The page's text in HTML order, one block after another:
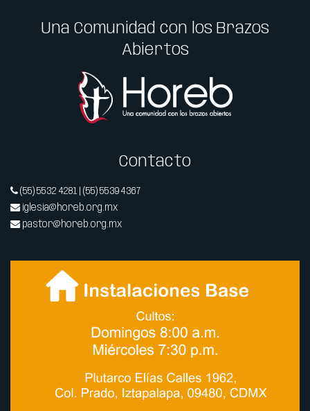
Una Comunidad con los Brazos
Abiertos
Contacto
(55) 5532 4281 | (55) 5539 4367
iglesia@horeb.org.mx
pastor@horeb.org.mx